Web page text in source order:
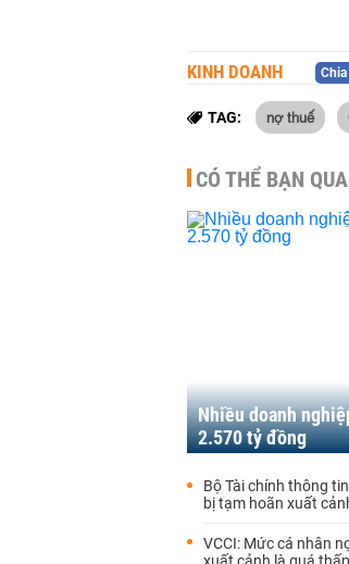
KINH DOANH Chia
TAG: nợ thuế
CÓ THỂ BẠN
Nhiều doanh
2.570 tỷ đồng
Bộ Tài chính thông
bị tạm hoãn xuất
VCCI: Mức cá nhân